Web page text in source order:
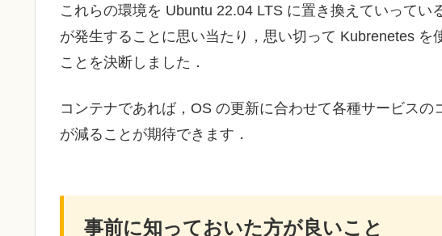
これらの環境を Ubuntu 22.04 LTS に置き換えていってい
が発生することに思い当たり，思い切って Kubrenetes を
ことを決断しました．
コンテナであれば，OS の更新に合わせて各種サービス
が減ることが期待できます．
事前に知っておいた方が良いこと